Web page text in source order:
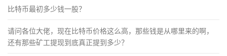
比特币最初多少钱一股？
请问各位大佬，现在比特币价格这么高，那些钱是从哪里来的啊，
还有那些矿工提现到底真正提到多少？